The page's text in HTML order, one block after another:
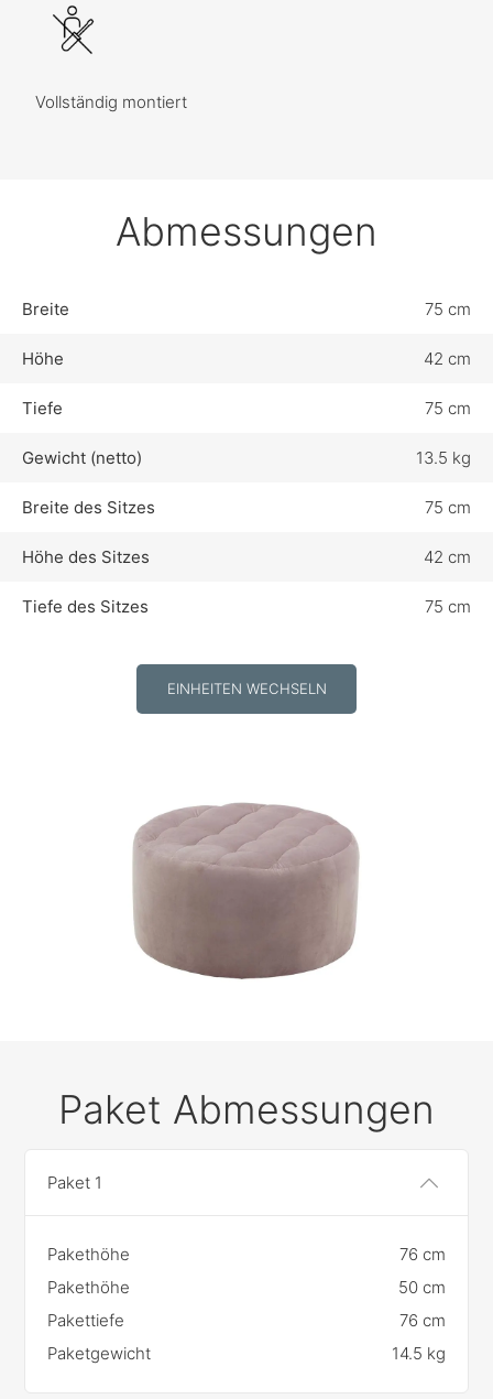
Vollständig montiert
Abmessungen
Breite 75 cm
Höhe 42 cm
Tiefe 75 cm
Gewicht (netto) 13.5 kg
Breite des Sitzes 75 cm
Höhe des Sitzes 42 cm
Tiefe des Sitzes 75 cm
EINHEITEN WECHSELN
Paket Abmessungen
Paket 1
Pakethöhe
76 cm
Pakethöhe
50 cm
Pakettiefe
76 cm
Paketgewicht
14.5 kg